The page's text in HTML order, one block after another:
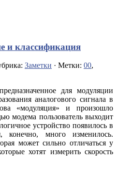
и классификация
Заметки · Метки: 00,
для модуляции
аналогового сигнала в
«модуляция» и произошло
модема пользователь выходит
устройство появилось в
много изменилось.
может сильно отличаться у
хотят измерить скорость